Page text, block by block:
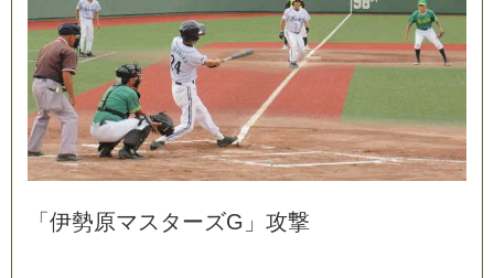
「 伊勢原マ ス ターズG 」 攻撃